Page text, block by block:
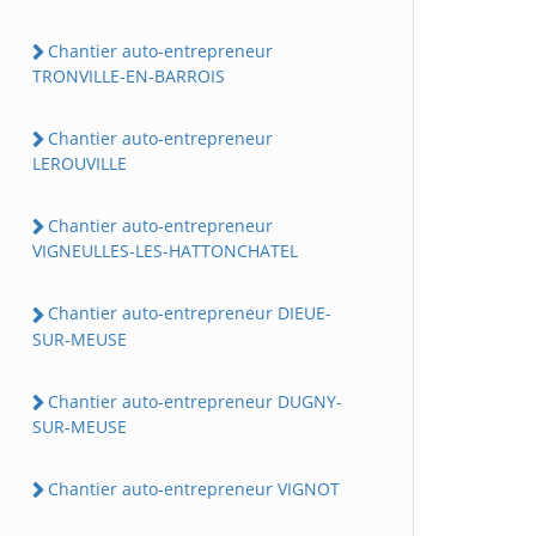
Chantier auto-entrepreneur
TRONVILLE-EN-BARROIS
Chantier auto-entrepreneur
LEROUVILLE
Chantier auto-entrepreneur
VIGNEULLES-LES-HATTONCHATEL
Chantier auto-entrepreneur DIEUE-
SUR-MEUSE
Chantier auto-entrepreneur DUGNY-
SUR-MEUSE
Chantier auto-entrepreneur VIGNOT